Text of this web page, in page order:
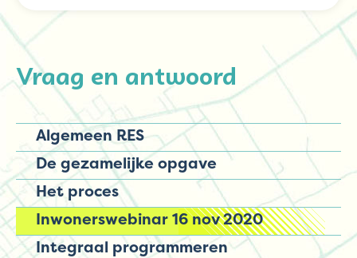
Vraag en antwoord
Algemeen RES
De gezamelijke opgave
Het proces
Inwonerswebinar 16 nov 2020
Integraal programmeren